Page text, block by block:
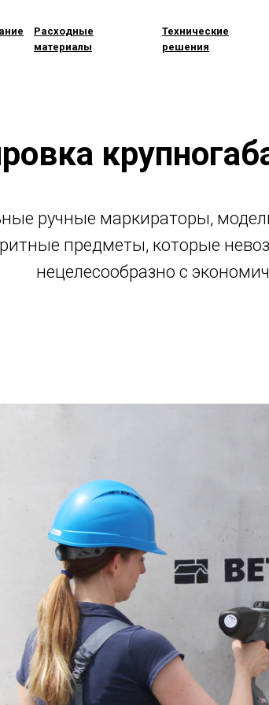
Технические
решения
Расходные
материалы
ручные маркираторы,
предметы, которые
нецелесообразно с